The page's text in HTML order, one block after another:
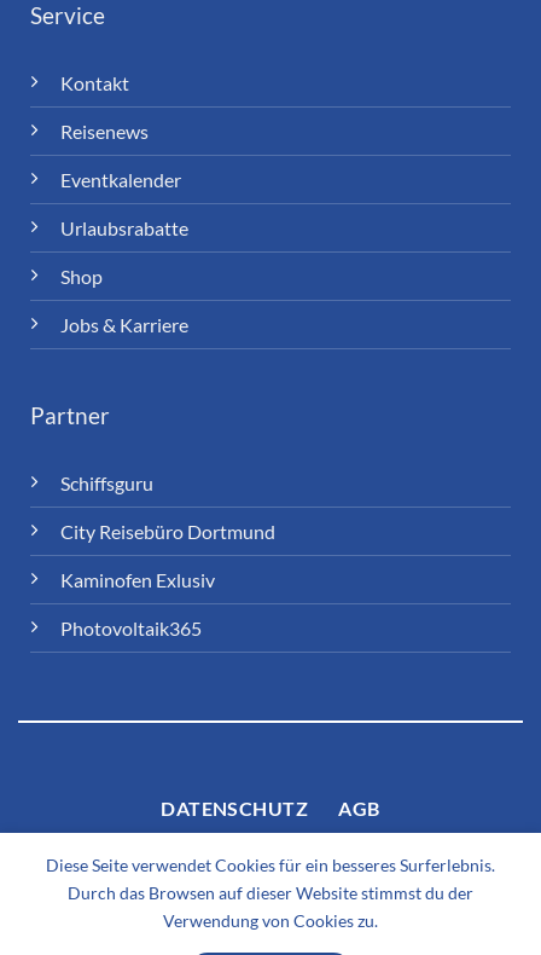
Service
Kontakt
Reisenews
Eventkalender
Urlaubsrabatte
Shop
Jobs & Karriere
Partner
Schiffsguru
City Reisebüro Dortmund
Kaminofen Exlusiv
Photovoltaik365
DATENSCHUTZ AGB
Diese Seite verwendet Cookies für ein besseres Surferlebnis.
Durch das Browsen auf dieser Website stimmst du der
Verwendung von Cookies zu.